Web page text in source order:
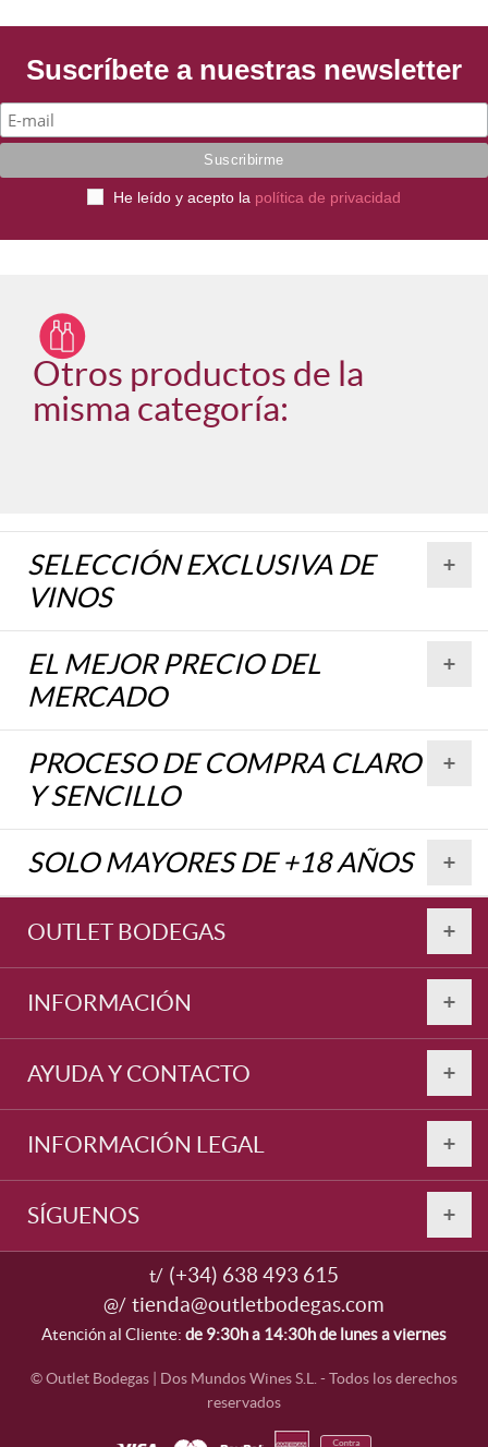
Suscríbete a nuestras newsletter
He leído y acepto la política de privacidad
Otros productos de la
misma categoría:
SELECCIÓN EXCLUSIVA DE
VINOS
EL MEJOR PRECIO DEL
MERCADO
PROCESO DE COMPRA CLARO
Y SENCILLO
SOLO MAYORES DE +18 AÑOS
OUTLET BODEGAS
INFORMACIÓN
AYUDA Y CONTACTO
INFORMACIÓN LEGAL
SÍGUENOS
t/ (+34) 638 493 615
@/ tienda@outletbodegas.com
Atención al Cliente: de 9:30h a 14:30h de lunes a viernes
© Outlet Bodegas | Dos Mundos Wines S.L. - Todos los derechos
reservados